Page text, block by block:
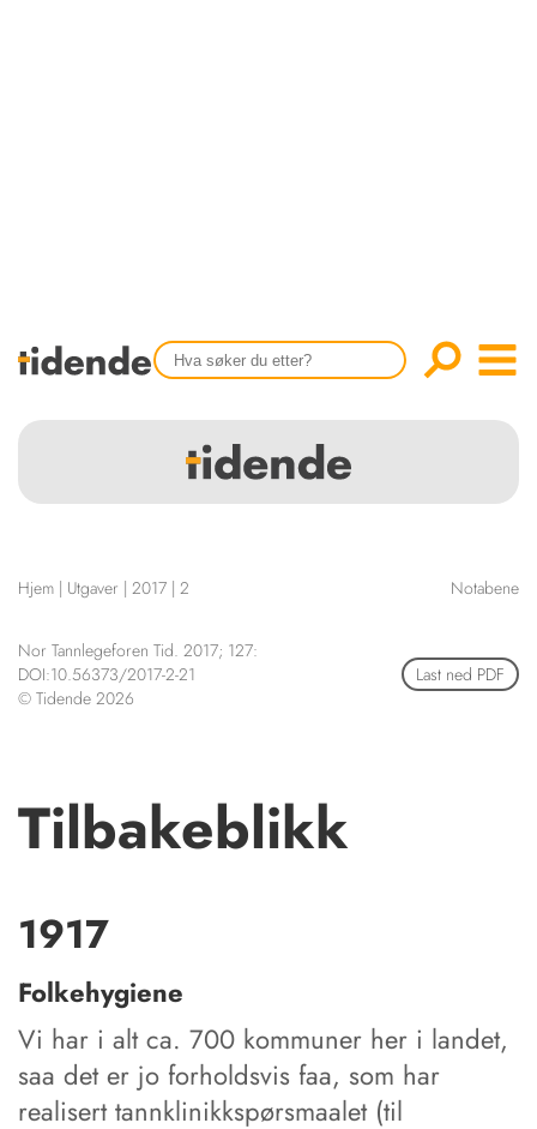
Tidligere utgaver
HENVISNINGER
KURSKALENDER
STILLINGER
KJØP & SALG
KONTAKT
Scientific articles
Publication and media
Hjem | Utgaver | 2017 | 2 Notabene
Nor Tannlegeforen Tid. 2017; 127:
DOI:10.56373/2017-2-21
© Tidende 2026
Last ned PDF
Tilbakeblikk
1917
Folkehygiene
Vi har i alt ca. 700 kommuner her i landet,
saa det er jo forholdsvis faa, som har
realisert tannklinikkspørsmaalet (til